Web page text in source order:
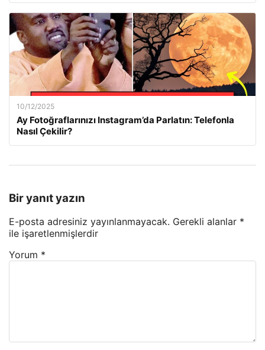
10/12/2025
Ay Fotoğraflarınızı Instagram’da Parlatın: Telefonla
Nasıl Çekilir?
Bir yanıt yazın
E-posta adresiniz yayınlanmayacak. Gerekli alanlar *
ile işaretlenmişlerdir
Yorum *